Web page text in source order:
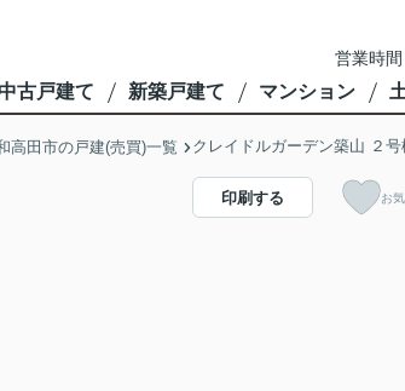
営業時
古戸建て 新築戸建て マンション
高田市の戸建(売買)一覧 クレイドルガーデン築山 ２
印刷する お